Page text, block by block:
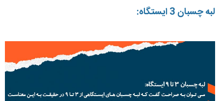
لبه چسبان 3 ایستگاه: